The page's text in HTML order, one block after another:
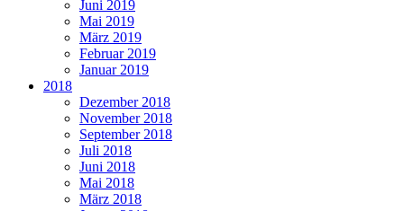
Juni 2019
Mai 2019
März 2019
Februar 2019
Januar 2019
2018
Dezember 2018
November 2018
September 2018
Juli 2018
Juni 2018
Mai 2018
März 2018